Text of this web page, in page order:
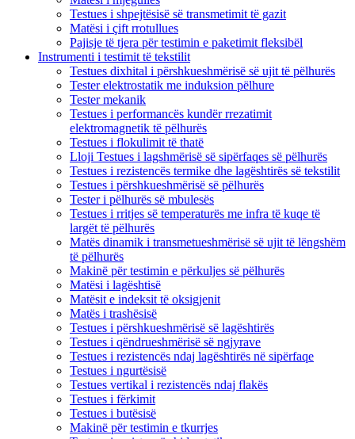
Testues i shpejtësisë së transmetimit të gazit
Matësi i çift rrotullues
Pajisje të tjera për testimin e paketimit fleksibël
Instrumenti i testimit të tekstilit
Testues dixhital i përshkueshmërisë së ujit të pëlhurës
Tester elektrostatik me induksion pëlhure
Tester mekanik
Testues i performancës kundër rrezatimit
elektromagnetik të pëlhurës
Testues i flokulimit të thatë
Lloji Testues i lagshmërisë së sipërfaqes së pëlhurës
Testues i rezistencës termike dhe lagështirës së tekstilit
Testues i përshkueshmërisë së pëlhurës
Tester i pëlhurës së mbulesës
Testues i rritjes së temperaturës me infra të kuqe të
largët të pëlhurës
Matës dinamik i transmetueshmërisë së ujit të lëngshëm
të pëlhurës
Makinë për testimin e përkuljes së pëlhurës
Matësi i lagështisë
Matësit e indeksit të oksigjenit
Matës i trashësisë
Testues i përshkueshmërisë së lagështirës
Testues i qëndrueshmërisë së ngjyrave
Testues i rezistencës ndaj lagështirës në sipërfaqe
Testues i ngurtësisë
Testues vertikal i rezistencës ndaj flakës
Testues i fërkimit
Testues i butësisë
Makinë për testimin e tkurrjes